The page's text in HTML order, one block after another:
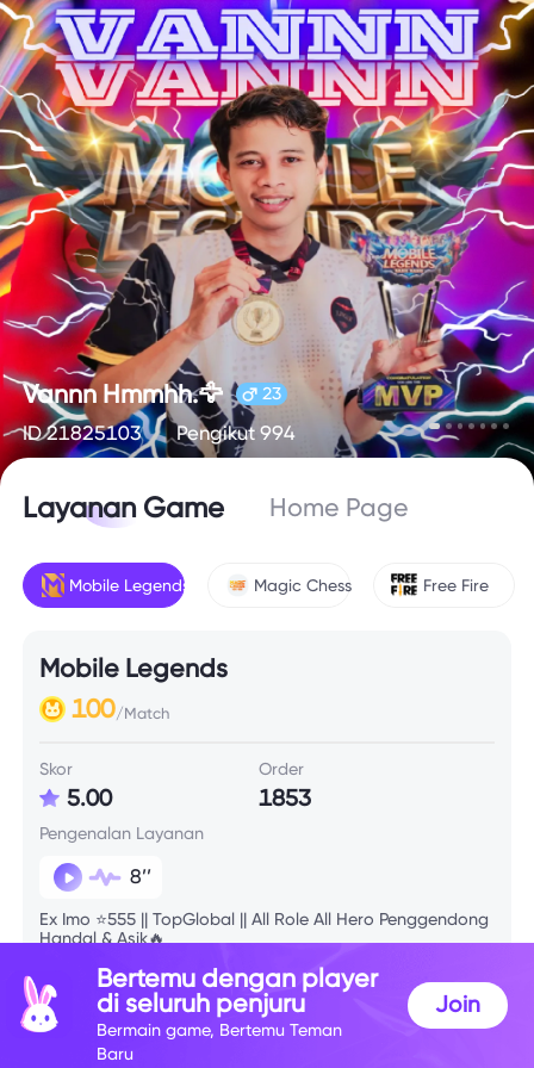
Vannn Hmmhh.🦅 23
ID 21825103 Pengikut 994
Layanan Game Home Page
Mobile Legends Magic Chess Free Fire
Mobile Legends
100/Match
Skor
5.00
Order
1853
Pengenalan Layanan
8’’
Ex Imo ⭐555 || TopGlobal || All Role All Hero Penggendong
Handal & Asik🔥
Info Skill
Bertemu dengan player
di seluruh penjuru
Bermain game, Bertemu Teman
Baru
Join